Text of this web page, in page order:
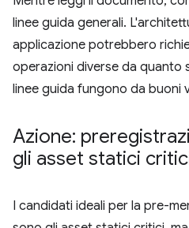
linee guida generali.
applicazione potrebbero
operazioni diverse da quanto
linee guida fungono da buoni
Azione:
gli asset statici
I candidati ideali per la pre-